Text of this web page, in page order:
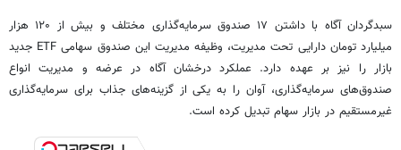
سبدگردان آگاه با داشتن ۱۷ صندوق سرمایه‌گذاری مختلف و بیش از ۱۲۰ هزار
میلیارد تومان دارایی تحت مدیریت، وظیفه مدیریت این صندوق سهامی ETF جدید
بازار را نیز بر عهده دارد. عملکرد درخشان آگاه در عرضه و مدیریت انواع
صندوق‌های سرمایه‌گذاری، آوان را به یکی از گزینه‌های جذاب برای سرمایه‌گذاری
غیرمستقیم در بازار سهام تبدیل کرده است.